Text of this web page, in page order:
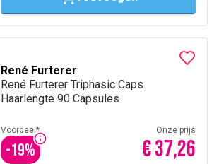
René Furterer
René Furterer Triphasic Caps
Haarlengte 90 Capsules
Voordeel*
-19%
Onze prijs
€ 37,26